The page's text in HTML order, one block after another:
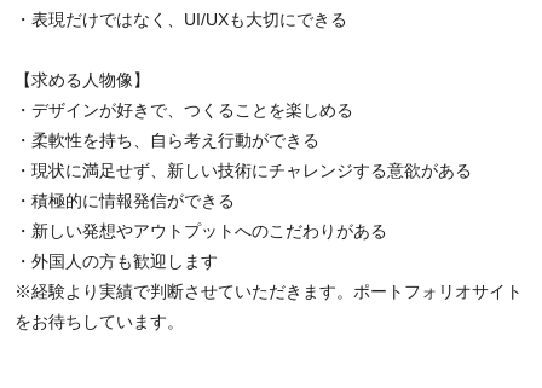
・表現だけではなく、UI/UXも大切にできる
【求める人物像】
・デザインが好きで、つくることを楽しめる
・柔軟性を持ち、自ら考え行動ができる
・現状に満足せず、新しい技術にチャレンジする意欲がある
・積極的に情報発信ができる
・新しい発想やアウトプットへのこだわりがある
・外国人の方も歓迎します
※経験より実績で判断させていただきます。ポートフォリオサイト
をお待ちしています。